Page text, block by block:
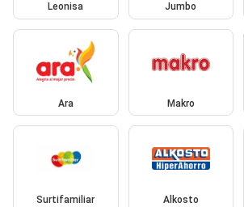
Leonisa Jumbo
Ara Makro
Surtifamiliar Alkosto